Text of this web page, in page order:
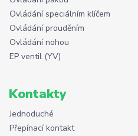
Ovládání speciálním klíčem
Ovládání prouděním
Ovládání nohou
EP ventil (YV)
Kontakty
Jednoduché
Přepínací kontakt